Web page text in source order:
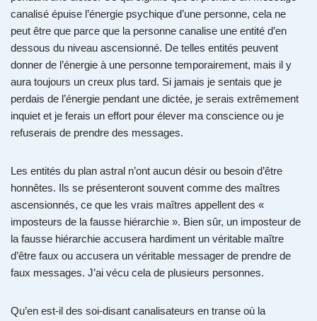
canalisé épuise l’énergie psychique d’une personne, cela ne
peut être que parce que la personne canalise une entité d’en
dessous du niveau ascensionné. De telles entités peuvent
donner de l’énergie à une personne temporairement, mais il y
aura toujours un creux plus tard. Si jamais je sentais que je
perdais de l’énergie pendant une dictée, je serais extrêmement
inquiet et je ferais un effort pour élever ma conscience ou je
refuserais de prendre des messages.
Les entités du plan astral n’ont aucun désir ou besoin d’être
honnêtes. Ils se présenteront souvent comme des maîtres
ascensionnés, ce que les vrais maîtres appellent des «
imposteurs de la fausse hiérarchie ». Bien sûr, un imposteur de
la fausse hiérarchie accusera hardiment un véritable maître
d’être faux ou accusera un véritable messager de prendre de
faux messages. J’ai vécu cela de plusieurs personnes.
Qu’en est-il des soi-disant canalisateurs en transe où la